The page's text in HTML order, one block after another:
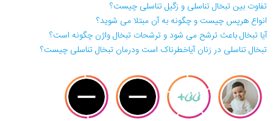
تفاوت بین تبخال تناسلی و زگیل تناسلی چیست؟
انواع هرپس چیست و چگونه به آن مبتلا می شوید؟
آیا تبخال باعث ترشح می شود و ترشحات تبخال واژن چگونه است؟
تبخال تناسلی در زنان آیاخطرناک است ودرمان تبخال تناسلی چیست؟